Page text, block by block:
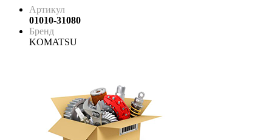
Артикул
01010-31080
Бренд
KOMATSU